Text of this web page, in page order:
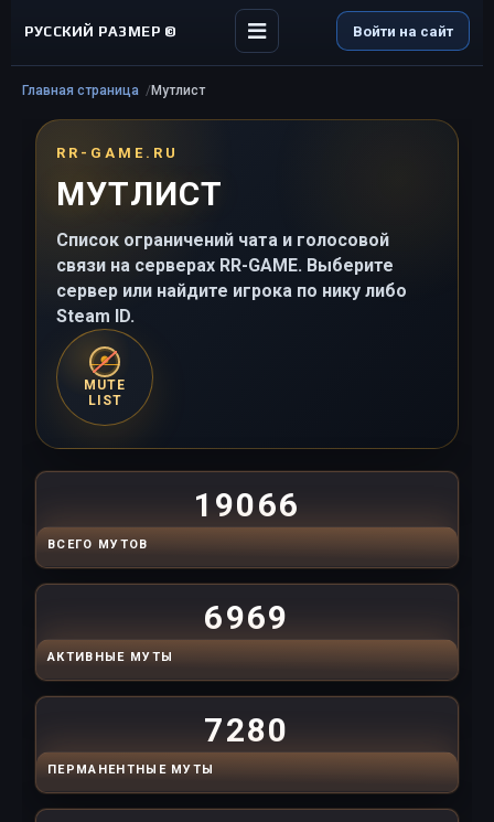
РУССКИЙ РАЗМЕР © Войти на сайт
Главная страница Мутлист
RR-GAME.RU
МУТЛИСТ
Список ограничений чата и голосовой
связи на серверах RR-GAME. Выберите
сервер или найдите игрока по нику либо
Steam ID.
MUTE
LIST
19066
ВСЕГО МУТОВ
6969
АКТИВНЫЕ МУТЫ
7280
ПЕРМАНЕНТНЫЕ МУТЫ